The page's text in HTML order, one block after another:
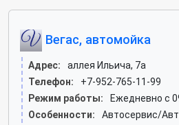
Вегас, автомойка
Адрес:
аллея Ильича, 7а
Телефон:
+7-952-765-11-99
Режим работы:
Ежедневно с
Особенности:
Автосервис/